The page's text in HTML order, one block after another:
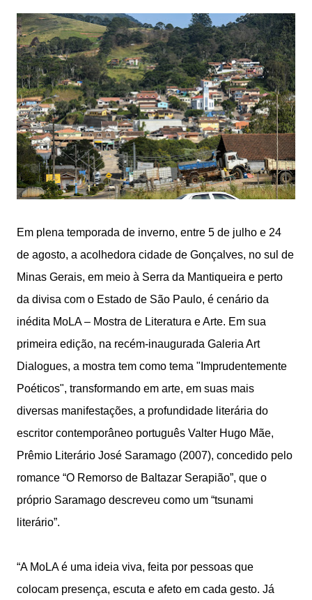
Em plena temporada de inverno, entre 5 de julho e 24
de agosto, a acolhedora cidade de Gonçalves, no sul de
Minas Gerais, em meio à Serra da Mantiqueira e perto
da divisa com o Estado de São Paulo, é cenário da
inédita MoLA – Mostra de Literatura e Arte. Em sua
primeira edição, na recém-inaugurada Galeria Art
Dialogues, a mostra tem como tema "Imprudentemente
Poéticos", transformando em arte, em suas mais
diversas manifestações, a profundidade literária do
escritor contemporâneo português Valter Hugo Mãe,
Prêmio Literário José Saramago (2007), concedido pelo
romance “O Remorso de Baltazar Serapião”, que o
próprio Saramago descreveu como um “tsunami
literário”.
“A MoLA é uma ideia viva, feita por pessoas que
colocam presença, escuta e afeto em cada gesto. Já